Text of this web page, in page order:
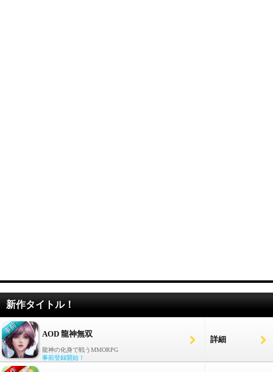
新作タイトル！
AOD 龍神無双
龍神の化身で戦うMMORPG
事前登録開始！
詳細